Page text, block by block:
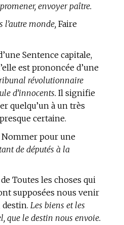
envoyer paître.
l’autre monde,Faire
Sentence capitale,
est prononcée d’une
révolutionnaire
d’innocents. Il signifie
quelqu’un à un très
certaine.
pour une
de députés à la
Toutes les choses qui
supposées nous venir
destin. Les biens et les
que le destin nous envoie.